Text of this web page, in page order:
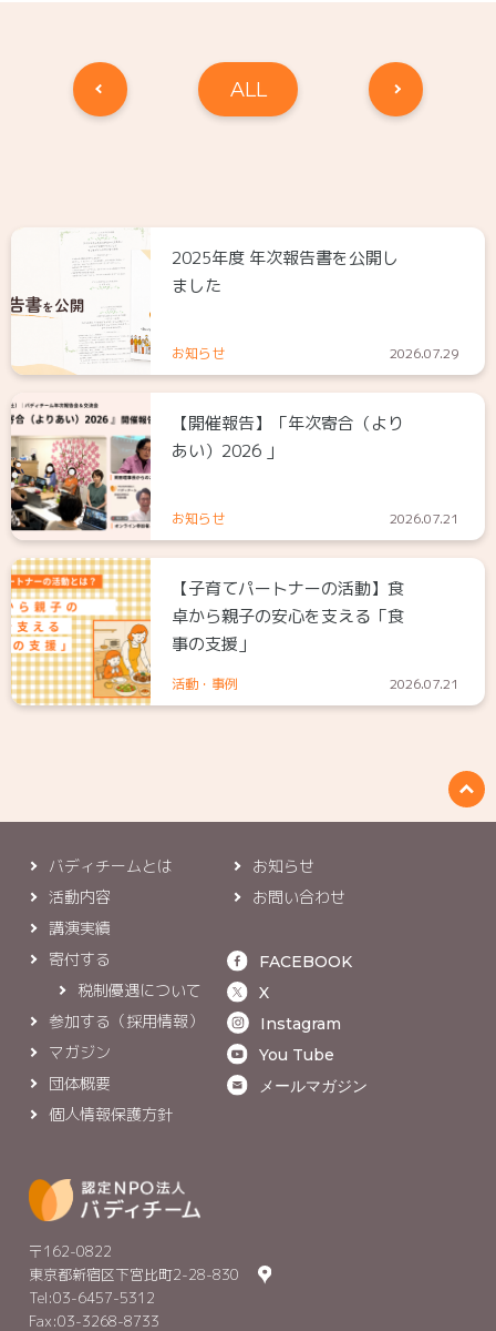
ALL
2025年度 年次報告書を公開し
ました
お知らせ 2026.07.29
【開催報告】「年次寄合（より
あい）2026 」
お知らせ 2026.07.21
【子育てパートナーの活動】食
卓から親子の安心を支える「食
事の支援」
活動・事例 2026.07.21
バディチームとは
活動内容
講演実績
寄付する
税制優遇について
参加する（採用情報）
マガジン
団体概要
個人情報保護方針
お知らせ
お問い合わせ
FACEBOOK
X
Instagram
You Tube
メールマガジン
〒162-0822
東京都新宿区下宮比町2-28-830
Tel:03-6457-5312
Fax:03-3268-8733